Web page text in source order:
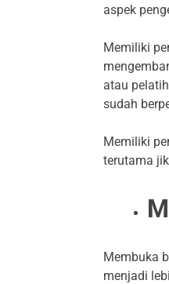
aspek
Memiliki
atau
sudah
Memiliki
terutama
Membuka
menjadi